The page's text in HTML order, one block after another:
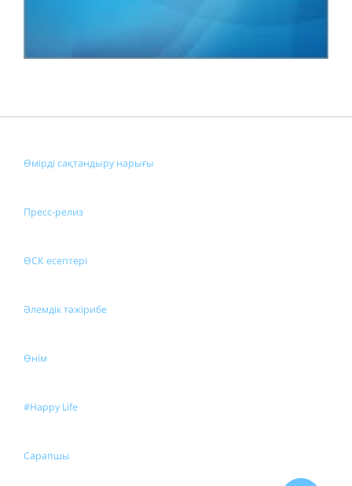
Өмірді сақтандыру нарығы
Пресс-релиз
ӨСК есептері
Әлемдік тәжірибе
Өнім
#Happy Life
Сарапшы